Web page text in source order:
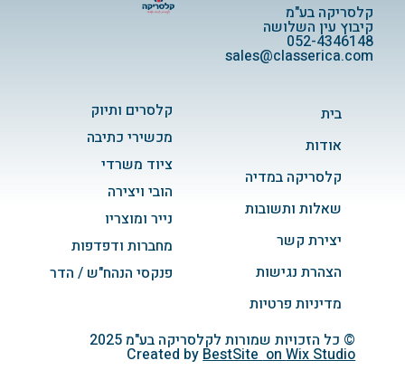
© כל הזכויות שמורות לקלסריקה בע"מ 2025
Created byBestSiteonWix Studio
קלסרים ותיוק
מכשירי כתיבה
ציוד משרדי
הובי ויצירה
נייר ומוצריו
מחברות ודפדפות
פנקסי הנהח"ש / הדר
בית
אודות
קלסריקה במדיה
שאלות ותשובות
יצירת קשר
הצהרת נגישות
מדיניות פרטיות
קלסריקה בע"מ
קיבוץ עין השלושה
052-4346148
sales@classerica.com